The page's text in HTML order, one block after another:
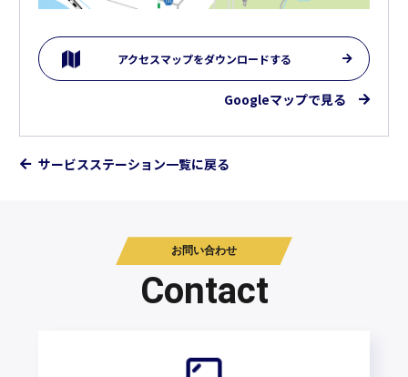
アクセスマップをダウンロードする
Googleマップで見る
サービスステーション一覧に戻る
お問い合わせ
Contact